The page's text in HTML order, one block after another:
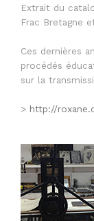
Extrait du
Frac Bretagne
Ces dernières
procédés
sur la
> http://